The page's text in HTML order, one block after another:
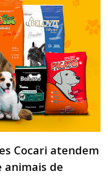
Cocari atendem
animais de